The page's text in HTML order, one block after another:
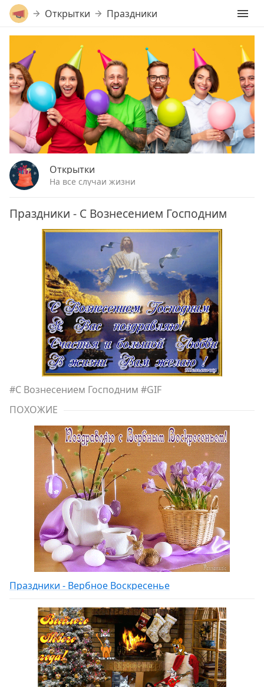
Открытки Праздники
Открытки
На все случаи жизни
Праздники - С Вознесением Господним
#С Вознесением Господним #GIF
ПОХОЖИЕ
Праздники - Вербное Воскресенье